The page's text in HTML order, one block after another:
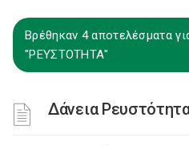
Βρέθηκαν 4 αποτελέσματα
"ΡΕΥΣΤΟΤΗΤΑ"
Δάνεια